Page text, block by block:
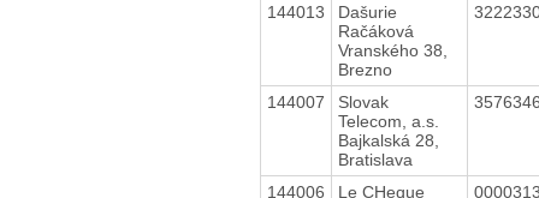
144013
Dašurie
Račáková
Vranského 38,
Brezno
144007
Slovak
Telecom, a.s.
Bajkalská 28,
Bratislava
144006
Le CHeque